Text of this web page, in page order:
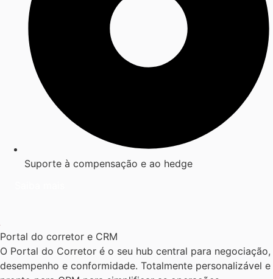
Suporte à compensação e ao hedge
Portal do corretor e CRM
O Portal do Corretor é o seu hub central para negociação,
desempenho e conformidade. Totalmente personalizável e